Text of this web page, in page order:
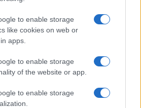
to enable storage
like cookies on web or
apps.
to enable storage
of the website or app.
to enable storage
για την Παιδεία και την εργασία